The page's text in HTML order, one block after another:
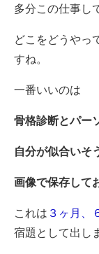
多分この仕事し
どこをどうやっ
すね。
一番いいのは
骨格診断とパー
自分が似合いそ
画像で保存して
これは ３ヶ月、
宿題として出し